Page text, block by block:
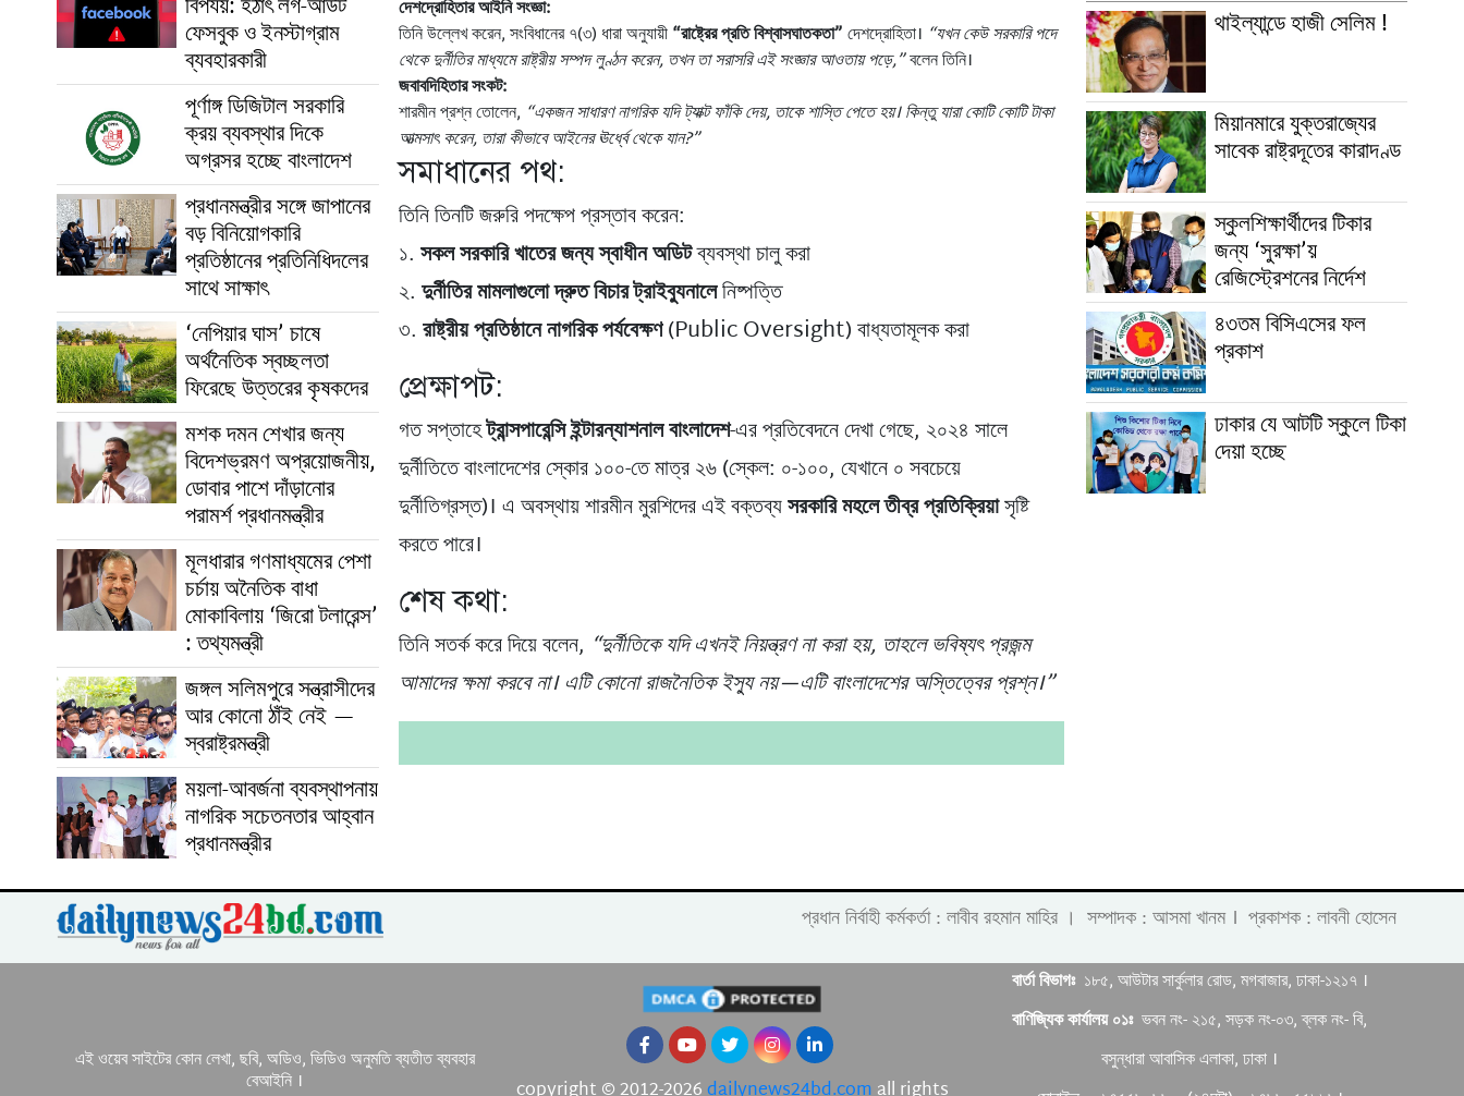
ফেসবুক ও ইনস্টাগ্রাম
ব্যবহারকারী
পূর্ণাঙ্গ ডিজিটাল সরকারি
ক্রয় ব্যবস্থার দিকে
অগ্রসর হচ্ছে বাংলাদেশ
প্রধানমন্ত্রীর সঙ্গে জাপানের
বড় বিনিয়োগকারি
প্রতিষ্ঠানের প্রতিনিধিদলের
সাথে সাক্ষাৎ
‘নেপিয়ার ঘাস’ চাষে
অর্থনৈতিক স্বচ্ছলতা
ফিরেছে উত্তরের কৃষকদের
মশক দমন শেখার জন্য
বিদেশভ্রমণ অপ্রয়োজনীয়,
ডোবার পাশে দাঁড়ানোর
পরামর্শ প্রধানমন্ত্রীর
মূলধারার গণমাধ্যমের পেশা
চর্চায় অনৈতিক বাধা
মোকাবিলায় ‘জিরো টলারেন্স’
: তথ্যমন্ত্রী
জঙ্গল সলিমপুরে সন্ত্রাসীদের
আর কোনো ঠাঁই নেই —
স্বরাষ্ট্রমন্ত্রী
ময়লা-আবর্জনা ব্যবস্থাপনায়
নাগরিক সচেতনতার আহ্বান
প্রধানমন্ত্রীর
দেশদ্রোহিতার আইনি সংজ্ঞা:
তিনি উল্লেখ করেন, সংবিধানের ৭(৩) ধারা অনুযায়ী“রাষ্ট্রের প্রতি বিশ্বাসঘাতকতা”দেশদ্রোহিতা। “যখন কেউ সরকারি পদে
থেকে দুর্নীতির মাধ্যমে রাষ্ট্রীয় সম্পদ লুণ্ঠন করেন, তখন তা সরাসরি এই সংজ্ঞার আওতায় পড়ে,”বলেন তিনি।
জবাবদিহিতার সংকট:
শারমীন প্রশ্ন তোলেন, “একজন সাধারণ নাগরিক যদি ট্যাক্ট ফাঁকি দেয়, তাকে শাস্তি পেতে হয়। কিন্তু যারা কোটি কোটি টাকা
আত্মসাৎ করেন, তারা কীভাবে আইনের ঊর্ধ্বে থেকে যান?”
সমাধানের পথ:
তিনি তিনটি জরুরি পদক্ষেপ প্রস্তাব করেন:
১.সকল সরকারি খাতের জন্য স্বাধীন অডিটব্যবস্থা চালু করা
২.দুর্নীতির মামলাগুলো দ্রুত বিচার ট্রাইব্যুনালেনিষ্পত্তি
৩.রাষ্ট্রীয় প্রতিষ্ঠানে নাগরিক পর্যবেক্ষণ(Public Oversight) বাধ্যতামূলক করা
প্রেক্ষাপট:
গত সপ্তাহেট্রান্সপারেন্সি ইন্টারন্যাশনাল বাংলাদেশ-এর প্রতিবেদনে দেখা গেছে, ২০২৪ সালে
দুর্নীতিতে বাংলাদেশের স্কোর ১০০-তে মাত্র ২৬ (স্কেল: ০-১০০, যেখানে ০ সবচেয়ে
দুর্নীতিগ্রস্ত)। এ অবস্থায় শারমীন মুরশিদের এই বক্তব্যসরকারি মহলে তীব্র প্রতিক্রিয়াসৃষ্টি
করতে পারে।
শেষ কথা:
তিনি সতর্ক করে দিয়ে বলেন, “দুর্নীতিকে যদি এখনই নিয়ন্ত্রণ না করা হয়, তাহলে ভবিষ্যৎ প্রজন্ম
আমাদের ক্ষমা করবে না। এটি কোনো রাজনৈতিক ইস্যু নয়—এটি বাংলাদেশের অস্তিত্বের প্রশ্ন।”
থাইল্যান্ডে হাজী সেলিম !
মিয়ানমারে যুক্তরাজ্যের
সাবেক রাষ্ট্রদূতের কারাদণ্ড
স্কুলশিক্ষার্থীদের টিকার
জন্য ‘সুরক্ষা’য়
রেজিস্ট্রেশনের নির্দেশ
৪৩তম বিসিএসের ফল
প্রকাশ
ঢাকার যে আটটি স্কুলে টিকা
দেয়া হচ্ছে
প্রধান নির্বাহী কর্মকর্তা : লাবীব রহমান মাহির । সম্পাদক : আসমা খানম । প্রকাশক : লাবনী হোসেন
এই ওয়েব সাইটের কোন লেখা, ছবি, অডিও, ভিডিও অনুমতি ব্যতীত ব্যবহার
বেআইনি ।
বার্তা বিভাগঃ১৮৫, আউটার সার্কুলার রোড, মগবাজার, ঢাকা-১২১৭ ।
বাণিজ্যিক কার্যালয় ০১ঃভবন নং- ২১৫, সড়ক নং-০৩, ব্লক নং- বি,
বসুন্ধারা আবাসিক এলাকা, ঢাকা ।